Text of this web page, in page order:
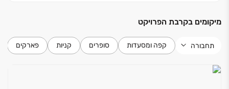
מיקומים בקרבת הפרויקט
תחבורה קפה ומסעדות סופרים קניות פארקים